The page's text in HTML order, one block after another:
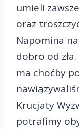
umieli
oraz
Napomina
dobro od
ma choćby
Krucjaty
potrafimy